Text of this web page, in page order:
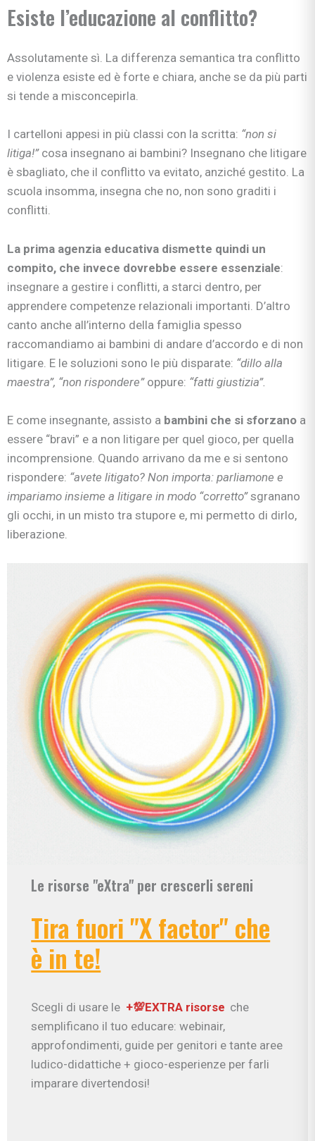
Esiste l’educazione al conflitto?
Assolutamente sì. La differenza semantica tra conflitto
e violenza esiste ed è forte e chiara, anche se da più parti
si tende a misconcepirla.
I cartelloni appesi in più classi con la scritta: “non si
litiga!”cosa insegnano ai bambini? Insegnano che litigare
è sbagliato, che il conflitto va evitato, anziché gestito. La
scuola insomma, insegna che no, non sono graditi i
conflitti.
La prima agenzia educativa dismette quindi un
compito, che invece dovrebbe essere essenziale:
insegnare a gestire i conflitti, a starci dentro, per
apprendere competenze relazionali importanti. D’altro
canto anche all’interno della famiglia spesso
raccomandiamo ai bambini di andare d’accordo e di non
litigare. E le soluzioni sono le più disparate: “dillo alla
maestra”, “non rispondere” oppure: “fatti giustizia”.
E come insegnante, assisto a bambini che si sforzano a
essere “bravi” e a non litigare per quel gioco, per quella
incomprensione. Quando arrivano da me e si sentono
rispondere: “avete litigato? Non importa: parliamone e
impariamo insieme a litigare in modo “corretto”sgranano
gli occhi, in un misto tra stupore e, mi permetto di dirlo,
liberazione.
Le risorse "eXtra" per crescerli sereni
Tira fuori "X factor" che
è in te!
Scegli di usare le +💯EXTRA risorse che
semplificano il tuo educare: webinair,
approfondimenti, guide per genitori e tante aree
ludico-didattiche + gioco-esperienze per farli
imparare divertendosi!